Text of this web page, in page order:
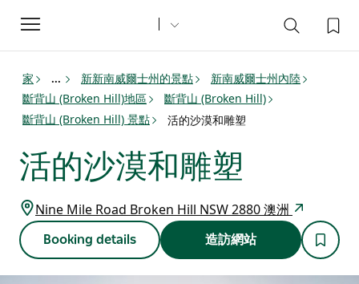
Toggle
navigation
家 ... 新新南威爾士州的景點
新南威爾士州內陸
斷背山 (Broken Hill)地區
斷背山 (Broken Hill)
斷背山 (Broken Hill) 景點
活的沙漠和雕塑
活的沙漠和雕塑
Nine Mile Road Broken Hill NSW 2880 澳洲
Booking details 造訪網站